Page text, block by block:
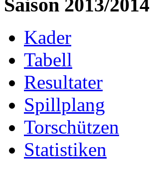
Saison 2013/2014
Kader
Tabell
Resultater
Spillplang
Torschützen
Statistiken